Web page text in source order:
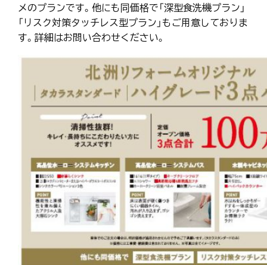
メのプランです。他にも同価格で「深型食洗機プラン」
「リスク対策タッチレス型プラン」もご用意しておりま
す。詳細はお問い合わせください。